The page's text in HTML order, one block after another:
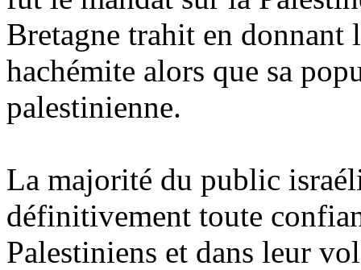
Bretagne trahit en donnant
hachémite alors que sa
palestinienne.
La majorité du public
définitivement toute
Palestiniens et dans leur